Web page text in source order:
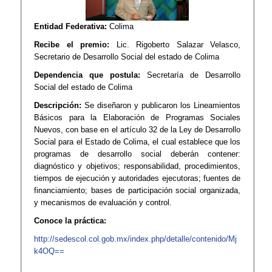
Entidad Federativa: Colima
Recibe el premio: Lic. Rigoberto Salazar Velasco,
Secretario de Desarrollo Social del estado de Colima
Dependencia que postula: Secretaría de Desarrollo
Social del estado de Colima
Descripción: Se diseñaron y publicaron los Lineamientos
Básicos para la Elaboración de Programas Sociales
Nuevos, con base en el artículo 32 de la Ley de Desarrollo
Social para el Estado de Colima, el cual establece que los
programas de desarrollo social deberán contener:
diagnóstico y objetivos; responsabilidad, procedimientos,
tiempos de ejecución y autoridades ejecutoras; fuentes de
financiamiento; bases de participación social organizada,
y mecanismos de evaluación y control.
Conoce la práctica:
http://sedescol.col.gob.mx/index.php/detalle/contenido/Mj
k4OQ==